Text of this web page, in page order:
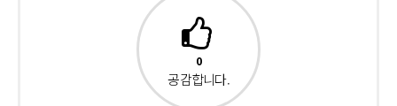
0
공감합니다.